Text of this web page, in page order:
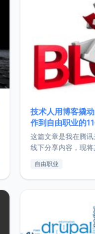
技术人用博客撬
作到自由职业的
这篇文章是我在腾
线下分享内容，现
版，分享了写博客
通过博客过渡到做
的一个小故事。文
前从事服务器运维
转自由职业3年，目
自由职业